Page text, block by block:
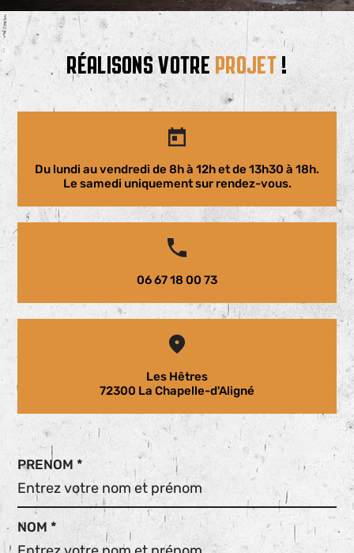
RÉALISONS VOTRE PROJET!
Du lundi au vendredi de 8h à 12h et de 13h30 à 18h.
Le samedi uniquement sur rendez-vous.
06 67 18 00 73
Les Hêtres
72300 La Chapelle-d'Aligné
PRENOM *
NOM *